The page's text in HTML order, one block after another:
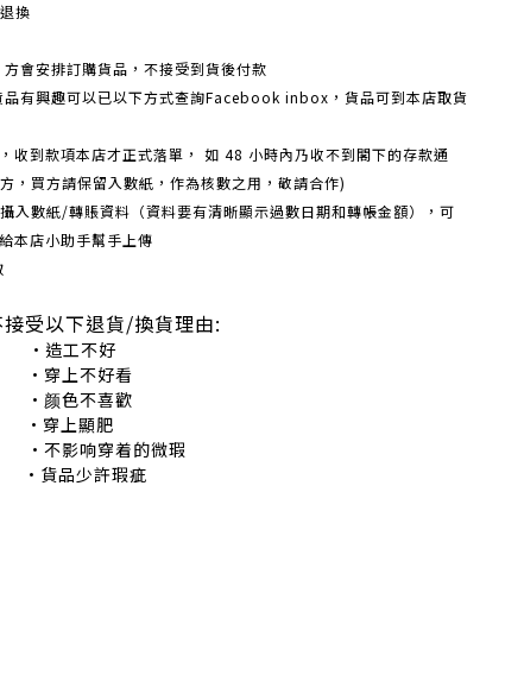
換
會安排訂購貨品，不接受到貨後付款
品有興趣可以已以下方式查詢Facebook inbox，貨品可到本店取貨
收到款項本店才正式落單， 如 48 小時內乃收不到閣下的存款通
，買方請保留入數紙，作為核數之用，敬請合作)
入數紙/轉賬資料（資料要有清晰顯示過數日期和轉帳金額），可
本店小助手幫手上傳
受以下退貨/換貨理由:
不好
不好看
不喜歡
上顯肥
响穿着的微瑕
品少許瑕疵